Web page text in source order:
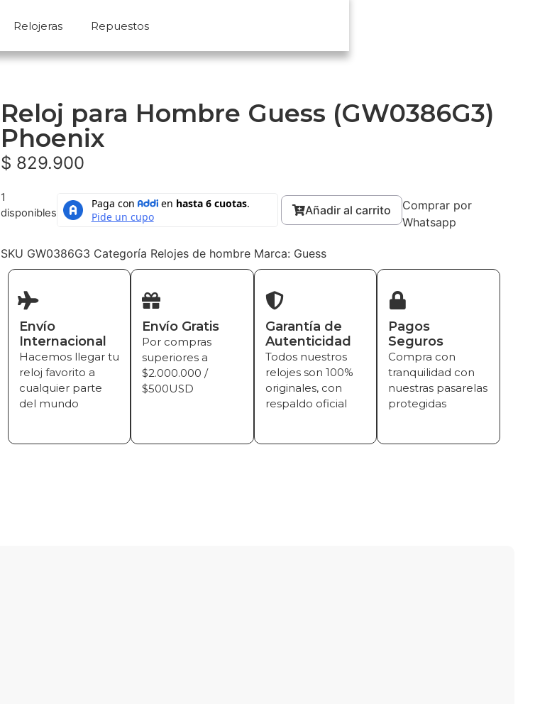
Relojeras Repuestos
Reloj para Hombre Guess (GW0386G3)
Phoenix
$ 829.900
1
disponibles
Añadir al carrito
Comprar por
Whatsapp
SKU GW0386G3 Categoría Relojes de hombre Marca: Guess
Envío
Internacional
Hacemos llegar tu
reloj favorito a
cualquier parte
del mundo
Envío Gratis
Por compras
superiores a
$2.000.000 /
$500USD
Garantía de
Autenticidad
Todos nuestros
relojes son 100%
originales, con
respaldo oficial
Pagos
Seguros
Compra con
tranquilidad con
nuestras pasarelas
protegidas